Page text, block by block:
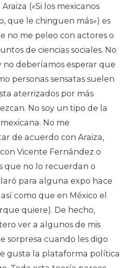
(«Si los mexicanos
que le chinguen más») es
no me peleo con actores o
de ciencias sociales. No
no deberíamos esperar que
personas sensatas suelen
aterrizados por más
No soy un tipo de la
No me
de acuerdo con Araiza,
Vicente Fernández o
que no lo recuerdan o
para alguna expo hace
como que en México el
quiere). De hecho,
ver a algunos de mis
sorpresa cuando les digo
gusta la plataforma política